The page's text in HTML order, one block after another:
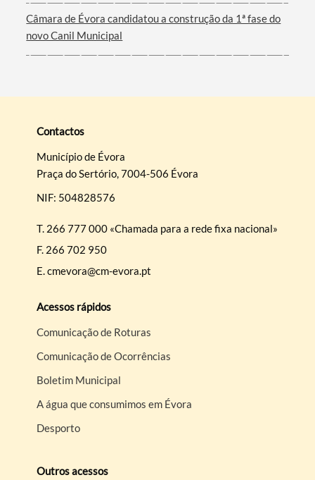
Câmara de Évora candidatou a construção da 1ª fase do
novo Canil Municipal
Contactos
Município de Évora
Praça do Sertório, 7004-506 Évora
NIF: 504828576
T. 266 777 000 «Chamada para a rede fixa nacional»
F. 266 702 950
E.cmevora@cm-evora.pt
Acessos rápidos
Comunicação de Roturas
Comunicação de Ocorrências
Boletim Municipal
A água que consumimos em Évora
Desporto
Outros acessos